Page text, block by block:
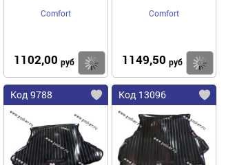
Comfort
1102,00 руб Купить
Comfort
1149,50 руб
Код 9788 Код 13096